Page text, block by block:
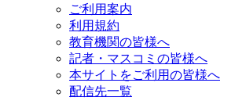
ご利用案内
利用規約
教育機関の皆様へ
記者・マスコミの皆様へ
本サイトをご利用の皆様へ
配信先一覧